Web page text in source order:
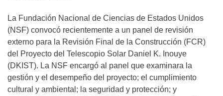
La Fundación Nacional de Ciencias de Estados Unidos
(NSF) convocó recientemente a un panel de revisión
externo para la Revisión Final de la Construcción (FCR)
del Proyecto del Telescopio Solar Daniel K. Inouye
(DKIST). La NSF encargó al panel que examinara la
gestión y el desempeño del proyecto; el cumplimiento
cultural y ambiental; la seguridad y protección; y